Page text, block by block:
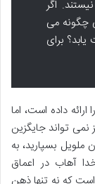
اگر
چگونه می
برای
داده است، اما
تواند جایگزین
بسپارید، به
آهاب در اعماق